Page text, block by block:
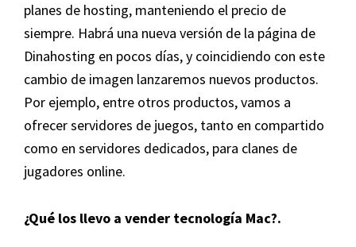
planes de hosting, manteniendo el precio de
siempre. Habrá una nueva versión de la página de
Dinahosting en pocos días, y coincidiendo con este
cambio de imagen lanzaremos nuevos productos.
Por ejemplo, entre otros productos, vamos a
ofrecer servidores de juegos, tanto en compartido
como en servidores dedicados, para clanes de
jugadores online.
¿Qué los llevo a vender tecnología Mac?.